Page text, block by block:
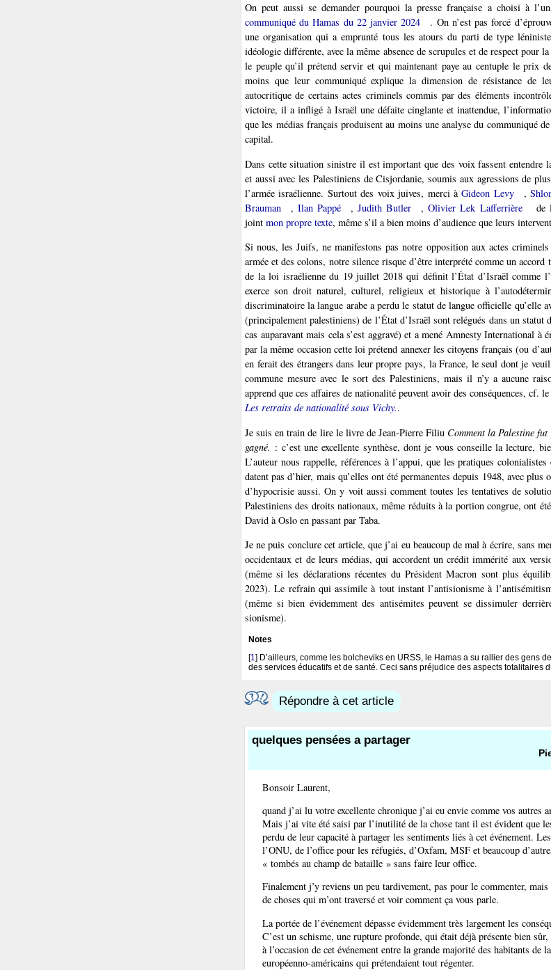
On peut aussi se demander pourquoi la presse française a choisi à
communiqué du Hamas du 22 janvier 2024
. On n’est pas forcé
une organisation qui a emprunté tous les atours du parti de type
idéologie différente, avec la même absence de scrupules et de respect pour
le peuple qu’il prétend servir et qui maintenant paye au centuple le prix
moins que leur communiqué explique la dimension de résistance de
autocritique de certains actes criminels commis par des éléments
victoire, il a infligé à Israël une défaite cinglante et inattendue,
que les médias français produisent au moins une analyse du communiqué
capital.
Dans cette situation sinistre il est important que des voix fassent entendre
et aussi avec les Palestiniens de Cisjordanie, soumis aux agressions de
l’armée israélienne. Surtout des voix juives, merci àGideon Levy ,
Brauman
,Ilan Pappé ,Judith Butler ,Olivier Lek Lafferrière de
joint mon propre texte, même s’il a bien moins d’audience que leurs
Si nous, les Juifs, ne manifestons pas notre opposition aux actes
armée et des colons, notre silence risque d’être interprété comme un accord
de la loi israélienne du 19 juillet 2018 qui définit l’État d’Israël comme
exerce son droit naturel, culturel, religieux et historique à
discriminatoire la langue arabe a perdu le statut de langue officielle qu’elle
(principalement palestiniens) de l’État d’Israël sont relégués dans un statut
cas auparavant mais cela s’est aggravé) et a mené Amnesty International à
par la même occasion cette loi prétend annexer les citoyens français (ou
en ferait des étrangers dans leur propre pays, la France, le seul dont je
commune mesure avec le sort des Palestiniens, mais il n’y a aucune
apprend que ces affaires de nationalité peuvent avoir des conséquences, cf.
Les retraits de nationalité sous Vichy..
Je suis en train de lire le livre de Jean-Pierre Filiu Comment la Palestine
gagné. : c’est une excellente synthèse, dont je vous conseille la lecture,
L’auteur nous rappelle, références à l’appui, que les pratiques
datent pas d’hier, mais qu’elles ont été permanentes depuis 1948, avec
d’hypocrisie aussi. On y voit aussi comment toutes les tentatives de
Palestiniens des droits nationaux, même réduits à la portion congrue, ont
David à Oslo en passant par Taba.
Je ne puis conclure cet article, que j’ai eu beaucoup de mal à écrire, sans
occidentaux et de leurs médias, qui accordent un crédit immérité aux
(même si les déclarations récentes du Président Macron sont plus
2023). Le refrain qui assimile à tout instant l’antisionisme à
(même si bien évidemment des antisémites peuvent se dissimuler
sionisme).
Notes
[1] D’ailleurs, comme les bolcheviks en URSS, le Hamas a su rallier des gens
des services éducatifs et de santé. Ceci sans préjudice des aspects totalitaires
Répondre à cet article
quelques pensées a partager
Bonsoir Laurent,
quand j’ai lu votre excellente chronique j’ai eu envie comme vos autres
Mais j’ai vite été saisi par l’inutilité de la chose tant il est évident que
perdu de leur capacité à partager les sentiments liés à cet événement.
l’ONU, de l’office pour les réfugiés, d’Oxfam, MSF et beaucoup
« tombés au champ de bataille » sans faire leur office.
Finalement j’y reviens un peu tardivement, pas pour le commenter,
de choses qui m’ont traversé et voir comment ça vous parle.
La portée de l’événement dépasse évidemment très largement les
C’est un schisme, une rupture profonde, qui était déjà présente bien
à l’occasion de cet événement entre la grande majorité des habitants de
européenno-américains qui prétendaient tout régenter.